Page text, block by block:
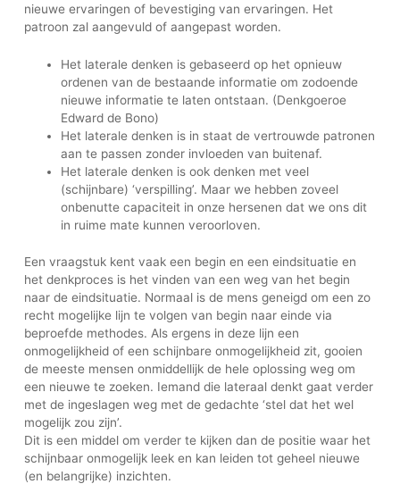
nieuwe ervaringen of bevestiging van ervaringen. Het
patroon zal aangevuld of aangepast worden.
Het laterale denken is gebaseerd op het opnieuw
ordenen van de bestaande informatie om zodoende
nieuwe informatie te laten ontstaan. (Denkgoeroe
Edward de Bono)
Het laterale denken is in staat de vertrouwde patronen
aan te passen zonder invloeden van buitenaf.
Het laterale denken is ook denken met veel
(schijnbare) ‘verspilling’. Maar we hebben zoveel
onbenutte capaciteit in onze hersenen dat we ons dit
in ruime mate kunnen veroorloven.
Een vraagstuk kent vaak een begin en een eindsituatie en
het denkproces is het vinden van een weg van het begin
naar de eindsituatie. Normaal is de mens geneigd om een zo
recht mogelijke lijn te volgen van begin naar einde via
beproefde methodes. Als ergens in deze lijn een
onmogelijkheid of een schijnbare onmogelijkheid zit, gooien
de meeste mensen onmiddellijk de hele oplossing weg om
een nieuwe te zoeken. Iemand die lateraal denkt gaat verder
met de ingeslagen weg met de gedachte ‘stel dat het wel
mogelijk zou zijn’.
Dit is een middel om verder te kijken dan de positie waar het
schijnbaar onmogelijk leek en kan leiden tot geheel nieuwe
(en belangrijke) inzichten.